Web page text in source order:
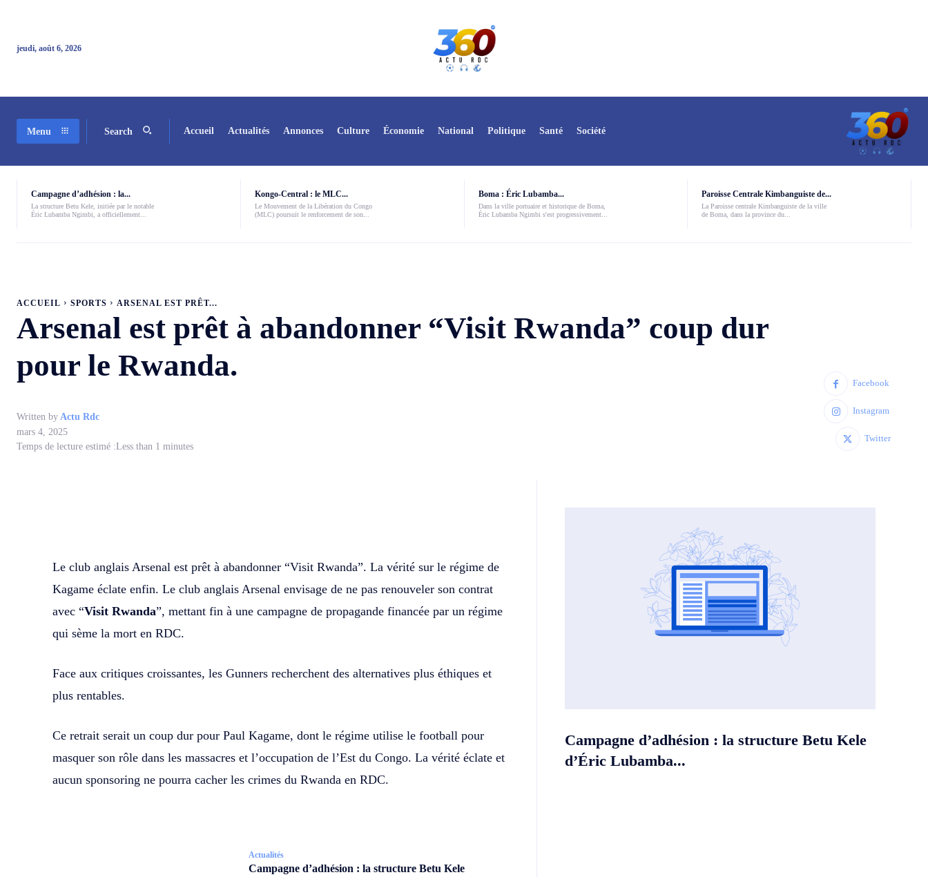
jeudi, août 6, 2026
Menu Search Accueil Actualités Annonces Culture Économie National Politique Santé Société
Campagne d’adhésion : la...
La structure Betu Kele, initiée par le notable
Éric Lubamba Ngimbi, a officiellement...
Kongo-Central : le MLC...
Le Mouvement de la Libération du Congo
(MLC) poursuit le renforcement de son...
Boma : Éric Lubamba...
Dans la ville portuaire et historique de Boma,
Éric Lubamba Ngimbi s'est progressivement...
Paroisse Centrale Kimbanguiste de...
La Paroisse centrale Kimbanguiste de la ville
de Boma, dans la province du...
ACCUEIL SPORTS ARSENAL EST PRÊT...
Arsenal est prêt à abandonner “Visit Rwanda” coup dur
pour le Rwanda.
Written by Actu Rdc
mars 4, 2025
Temps de lecture estimé :Less than 1 minutes
Facebook
Instagram
Twitter
Le club anglais Arsenal est prêt à abandonner “Visit Rwanda”. La vérité sur le régime de
Kagame éclate enfin. Le club anglais Arsenal envisage de ne pas renouveler son contrat
avec “Visit Rwanda”, mettant fin à une campagne de propagande financée par un régime
qui sème la mort en RDC.
Face aux critiques croissantes, les Gunners recherchent des alternatives plus éthiques et
plus rentables.
Ce retrait serait un coup dur pour Paul Kagame, dont le régime utilise le football pour
masquer son rôle dans les massacres et l’occupation de l’Est du Congo. La vérité éclate et
aucun sponsoring ne pourra cacher les crimes du Rwanda en RDC.
Actualités
Campagne d’adhésion : la structure Betu Kele
Campagne d’adhésion : la structure Betu Kele
d’Éric Lubamba...